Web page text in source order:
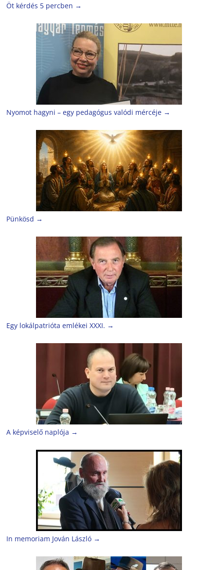
Öt kérdés 5 percben →
Nyomot hagyni – egy pedagógus valódi mércéje →
Pünkösd →
Egy lokálpatrióta emlékei XXXI. →
A képviselő naplója →
In memoriam Jován László →